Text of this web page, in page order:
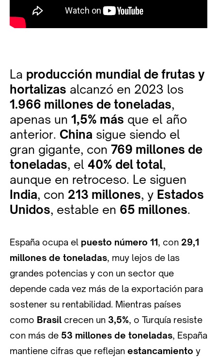
La producción mundial de frutas y
hortalizas alcanzó en 2023 los
1.966 millones de toneladas,
apenas un 1,5% más que el año
anterior. China sigue siendo el
gran gigante, con 769 millones de
toneladas, el 40% del total,
aunque en retroceso. Le siguen
India, con 213 millones, y Estados
Unidos, estable en 65 millones.
España ocupa el puesto número 11, con 29,1
millones de toneladas, muy lejos de las
grandes potencias y con un sector que
depende cada vez más de la exportación para
sostener su rentabilidad. Mientras países
como Brasil crecen un 3,5%, o Turquía resiste
con más de 53 millones de toneladas, España
mantiene cifras que reflejan estancamiento y